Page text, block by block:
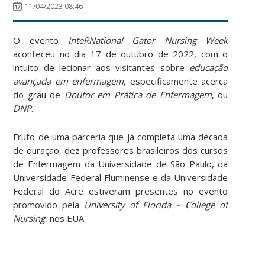
11/04/2023 08:46
O evento InteRNational Gator Nursing Week
aconteceu no dia 17 de outubro de 2022, com o
intuito de lecionar aos visitantes sobre educação
avançada em enfermagem, especificamente acerca
do grau de Doutor em Prática de Enfermagem, ou
DNP.
Fruto de uma parceria que já completa uma década
de duração, dez professores brasileiros dos cursos
de Enfermagem da Universidade de São Paulo, da
Universidade Federal Fluminense e da Universidade
Federal do Acre estiveram presentes no evento
promovido pela University of Florida – College of
Nursing, nos EUA.